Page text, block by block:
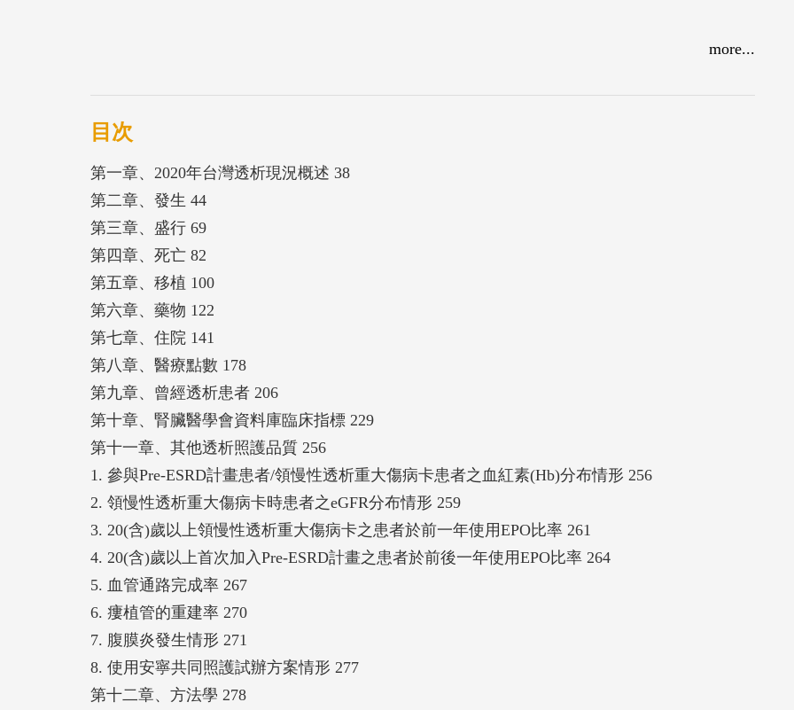
more...
目次
第一章、2020年台灣透析現況概述 38
第二章、發生 44
第三章、盛行 69
第四章、死亡 82
第五章、移植 100
第六章、藥物 122
第七章、住院 141
第八章、醫療點數 178
第九章、曾經透析患者 206
第十章、腎臟醫學會資料庫臨床指標 229
第十一章、其他透析照護品質 256
1. 參與Pre-ESRD計畫患者/領慢性透析重大傷病卡患者之血紅素(Hb)分布情形 256
2. 領慢性透析重大傷病卡時患者之eGFR分布情形 259
3. 20(含)歲以上領慢性透析重大傷病卡之患者於前一年使用EPO比率 261
4. 20(含)歲以上首次加入Pre-ESRD計畫之患者於前後一年使用EPO比率 264
5. 血管通路完成率 267
6. 瘻植管的重建率 270
7. 腹膜炎發生情形 271
8. 使用安寧共同照護試辦方案情形 277
第十二章、方法學 278